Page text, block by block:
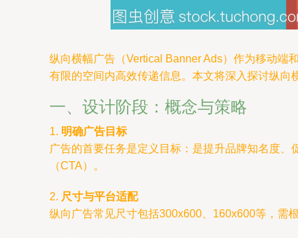
纵向横幅广告（Vertical Banner Ads）作为移动端
有限的空间内高效传递信息。本文将深入探讨纵向
一、设计阶段：概念与策略
1. 明确广告目标
广告的首要任务是定义目标：是提升品牌知名度
（CTA）。
2. 尺寸与平台适配
纵向广告常见尺寸包括300x600、160x600等，需